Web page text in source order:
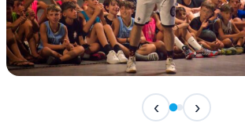
Classic Contest 3vs3 Memorial Michele
‹ ›